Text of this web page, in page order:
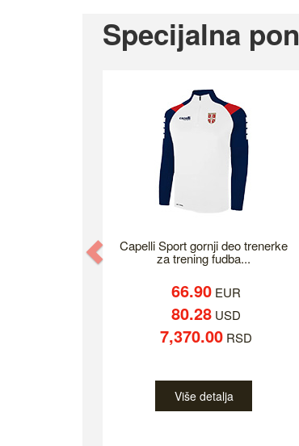
Specijalna
Capelli Sport gornji deo trenerke
za trening fudba...
66.90EUR
80.28USD
7,370.00RSD
Više detalja
Previous